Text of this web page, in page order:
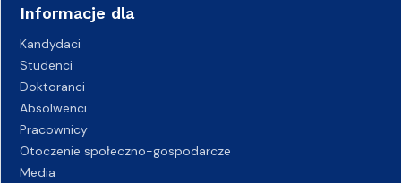
Informacje dla
Kandydaci
Studenci
Doktoranci
Absolwenci
Pracownicy
Otoczenie społeczno-gospodarcze
Media